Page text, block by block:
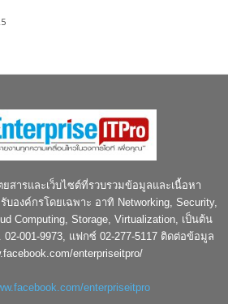
ยสารและเว็บไซต์ที่รวบรวมข้อมูลและเนื้อหา
องค์กรโดยเฉพาะ อาทิ Networking, Security,
Computing, Storage, Virtualization, เป็นต้น
001-9973, แฟกซ์ 02-277-5117 ติดต่อข้อมูล
enterpriseitpro/
enterpriseitpro